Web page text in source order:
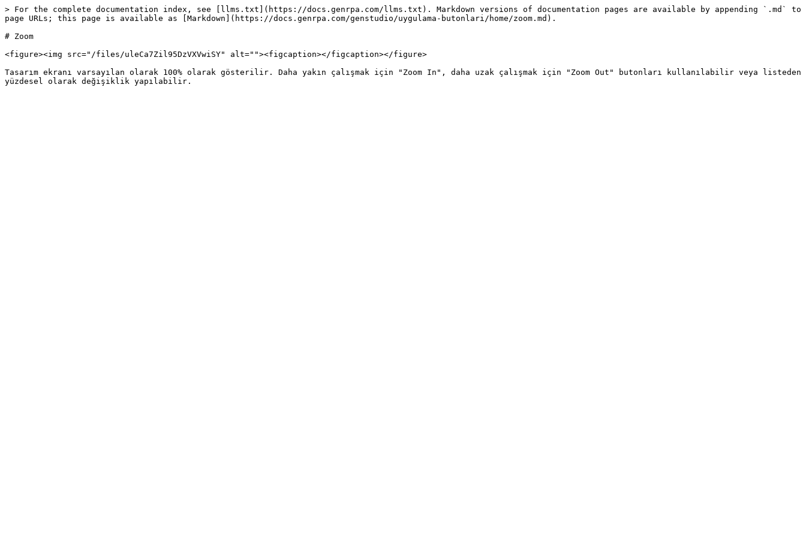
> For the complete documentation index, see [llms.txt](https://docs.genrpa.com/llms.txt). Markdown versions of documentation pages are available by appending `.md` to
page URLs; this page is available as [Markdown](https://docs.genrpa.com/genstudio/uygulama-butonlari/home/zoom.md).
# Zoom
<figure><img src="/files/uleCa7Zil95DzVXVwiSY" alt=""><figcaption></figcaption></figure>
Tasarım ekranı varsayılan olarak 100% olarak gösterilir. Daha yakın çalışmak için "Zoom In", daha uzak çalışmak için "Zoom Out" butonları kullanılabilir veya listeden